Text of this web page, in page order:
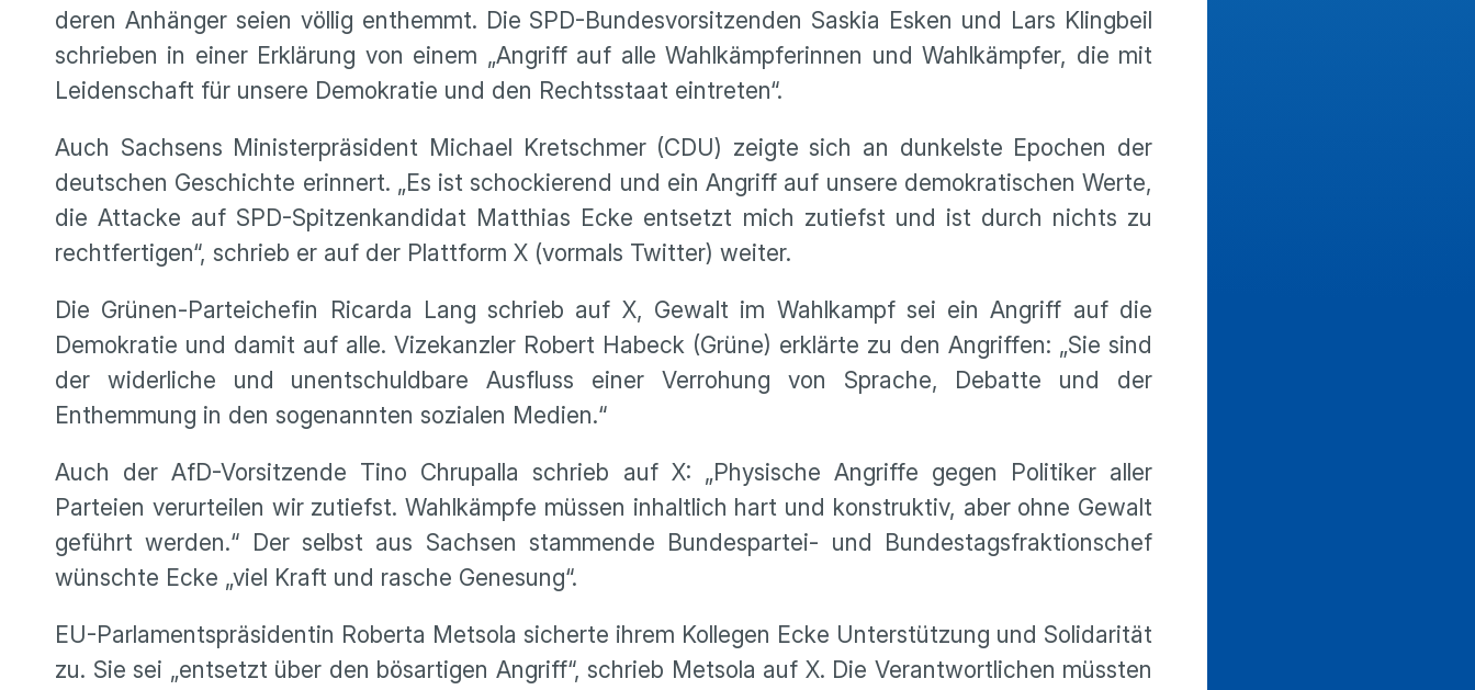
deren Anhänger seien völlig enthemmt. Die SPD-Bundesvorsitzenden Saskia Esken und Lars Klingbeil
schrieben in einer Erklärung von einem „Angriff auf alle Wahlkämpferinnen und Wahlkämpfer, die mit
Leidenschaft für unsere Demokratie und den Rechtsstaat eintreten“.
Auch Sachsens Ministerpräsident Michael Kretschmer (CDU) zeigte sich an dunkelste Epochen der
deutschen Geschichte erinnert. „Es ist schockierend und ein Angriff auf unsere demokratischen Werte,
die Attacke auf SPD-Spitzenkandidat Matthias Ecke entsetzt mich zutiefst und ist durch nichts zu
rechtfertigen“, schrieb er auf der Plattform X (vormals Twitter) weiter.
Die Grünen-Parteichefin Ricarda Lang schrieb auf X, Gewalt im Wahlkampf sei ein Angriff auf die
Demokratie und damit auf alle. Vizekanzler Robert Habeck (Grüne) erklärte zu den Angriffen: „Sie sind
der widerliche und unentschuldbare Ausfluss einer Verrohung von Sprache, Debatte und der
Enthemmung in den sogenannten sozialen Medien.“
Auch der AfD-Vorsitzende Tino Chrupalla schrieb auf X: „Physische Angriffe gegen Politiker aller
Parteien verurteilen wir zutiefst. Wahlkämpfe müssen inhaltlich hart und konstruktiv, aber ohne Gewalt
geführt werden.“ Der selbst aus Sachsen stammende Bundespartei- und Bundestagsfraktionschef
wünschte Ecke „viel Kraft und rasche Genesung“.
EU-Parlamentspräsidentin Roberta Metsola sicherte ihrem Kollegen Ecke Unterstützung und Solidarität
zu. Sie sei „entsetzt über den bösartigen Angriff“, schrieb Metsola auf X. Die Verantwortlichen müssten